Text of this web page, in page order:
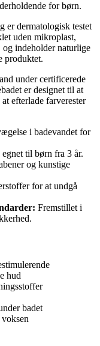
for børn.
er dermatologisk testet
uden mikroplast,
og indeholder naturlige
produktet.
under certificerede
er designet til at
efterlade farverester
i badevandet for
til børn fra 3 år.
og kunstige
for at undgå
Fremstillet i
hud
badet